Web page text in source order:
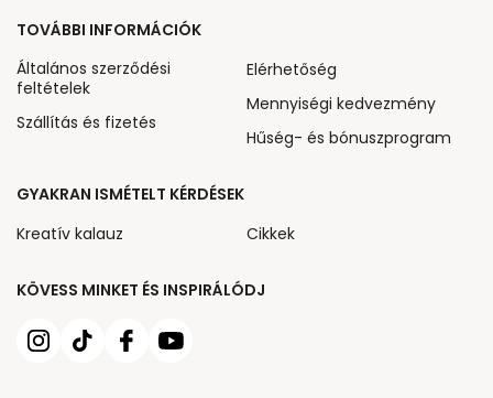
KÖVESS MINKET ÉS INSPIRÁLÓDJ
TOVÁBBI INFORMÁCIÓK
Általános szerződési
feltételek
Szállítás és fizetés
Elérhetőség
Mennyiségi kedvezmény
Hűség- és bónuszprogram
GYAKRAN ISMÉTELT KÉRDÉSEK
Kreatív kalauz
Cikkek